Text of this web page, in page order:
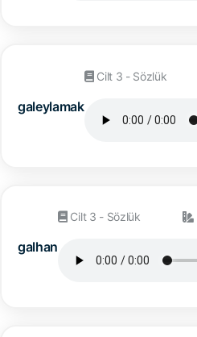
galeylamak
Cilt 3 - Sözlük
galhan
Cilt 3 - Sözlük